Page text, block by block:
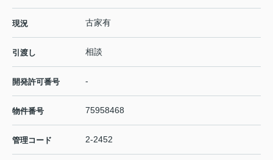
現況 古家有
引渡し 相談
開発許可番号 -
物件番号 75958468
管理コード 2-2452